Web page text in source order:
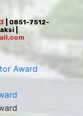
| 0851-7512-
|